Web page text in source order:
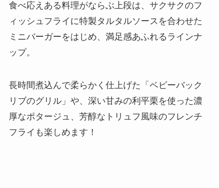
食べ応えある料理がならぶ上段は、サクサクのフ
ィッシュフライに特製タルタルソースを合わせた
ミニバーガーをはじめ、満足感あふれるラインナ
ップ。
長時間煮込んで柔らかく仕上げた「ベビーバック
リブのグリル」や、深い甘みの利平栗を使った濃
厚なポタージュ、芳醇なトリュフ風味のフレンチ
フライも楽しめます！